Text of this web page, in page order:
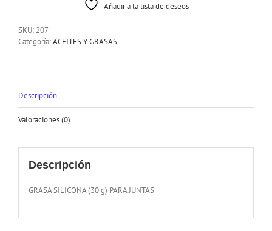
Añadir a la lista de deseos
SKU: 207
Categoría:ACEITES Y GRASAS
Descripción
Valoraciones (0)
Descripción
GRASA SILICONA (30 g) PARA JUNTAS